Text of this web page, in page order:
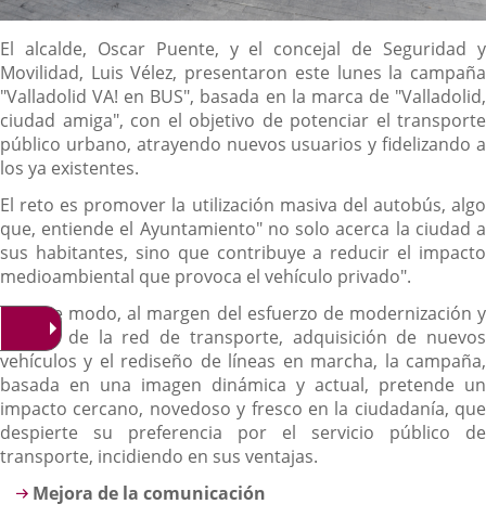
Descripción
El alcalde, Oscar Puente, y el concejal de Seguridad y
Movilidad, Luis Vélez, presentaron este lunes la campaña
"Valladolid VA! en BUS", basada en la marca de "Valladolid,
ciudad amiga", con el objetivo de potenciar el transporte
público urbano, atrayendo nuevos usuarios y fidelizando a
los ya existentes.
El reto es promover la utilización masiva del autobús, algo
que, entiende el Ayuntamiento" no solo acerca la ciudad a
sus habitantes, sino que contribuye a reducir el impacto
medioambiental que provoca el vehículo privado".
De este modo, al margen del esfuerzo de modernización y
mejora de la red de transporte, adquisición de nuevos
vehículos y el rediseño de líneas en marcha, la campaña,
basada en una imagen dinámica y actual, pretende un
impacto cercano, novedoso y fresco en la ciudadanía, que
despierte su preferencia por el servicio público de
transporte, incidiendo en sus ventajas.
Mejora de la comunicación